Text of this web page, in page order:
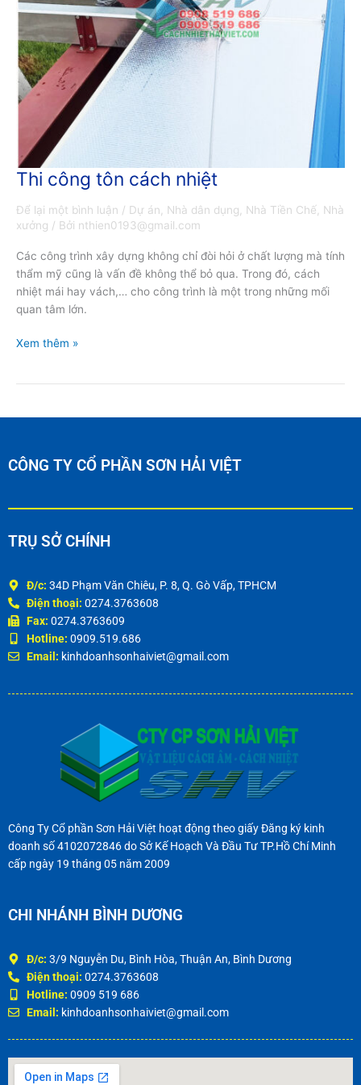
Thi công tôn cách nhiệt
Để lại một bình luận / Dự án Nhà dân dụng Nhà Tiền Chế Nhà
xưởng / Bởi nthien0193@gmail.com
Các công trình xây dựng không chỉ đòi hỏi ở chất lượng mà tính
thẩm mỹ cũng là vấn đề không thể bỏ qua. Trong đó, cách
nhiệt mái hay vách,… cho công trình là một trong những mối
quan tâm lớn.
Thi
tôn
cách
Xem thêm »
CÔNG TY CỔ PHẦN SƠN HẢI VIỆT
TRỤ SỞ CHÍNH
Đ/c: 34D Phạm Văn Chiêu, P. 8, Q. Gò Vấp, TPHCM
Điện thoại: 0274.3763608
Fax: 0274.3763609
Hotline: 0909.519.686
Email: kinhdoanhsonhaiviet@gmail.com
Công Ty Cổ phần Sơn Hải Việt hoạt động theo giấy Đăng ký kinh
doanh số 4102072846 do Sở Kế Hoạch Và Đầu Tư TP.Hồ Chí Minh
cấp ngày 19 tháng 05 năm 2009
CHI NHÁNH BÌNH DƯƠNG
Đ/c: 3/9 Nguyễn Du, Bình Hòa, Thuận An, Bình Dương
Điện thoại: 0274.3763608
Hotline: 0909 519 686
Email: kinhdoanhsonhaiviet@gmail.com